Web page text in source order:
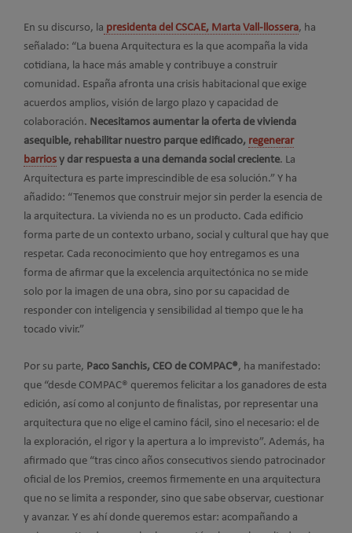
En su discurso, la presidenta del CSCAE, Marta Vall-llossera, ha
señalado: “La buena Arquitectura es la que acompaña la vida
cotidiana, la hace más amable y contribuye a construir
comunidad. España afronta una crisis habitacional que exige
acuerdos amplios, visión de largo plazo y capacidad de
colaboración. Necesitamos aumentar la oferta de vivienda
asequible, rehabilitar nuestro parque edificado, regenerar
barrios y dar respuesta a una demanda social creciente. La
Arquitectura es parte imprescindible de esa solución.” Y ha
añadido: “Tenemos que construir mejor sin perder la esencia de
la arquitectura. La vivienda no es un producto. Cada edificio
forma parte de un contexto urbano, social y cultural que hay que
respetar. Cada reconocimiento que hoy entregamos es una
forma de afirmar que la excelencia arquitectónica no se mide
solo por la imagen de una obra, sino por su capacidad de
responder con inteligencia y sensibilidad al tiempo que le ha
tocado vivir.”
Por su parte, Paco Sanchis, CEO de COMPAC®, ha manifestado:
que “desde COMPAC® queremos felicitar a los ganadores de esta
edición, así como al conjunto de finalistas, por representar una
arquitectura que no elige el camino fácil, sino el necesario: el de
la exploración, el rigor y la apertura a lo imprevisto”. Además, ha
afirmado que “tras cinco años consecutivos siendo patrocinador
oficial de los Premios, creemos firmemente en una arquitectura
que no se limita a responder, sino que sabe observar, cuestionar
y avanzar. Y es ahí donde queremos estar: acompañando a